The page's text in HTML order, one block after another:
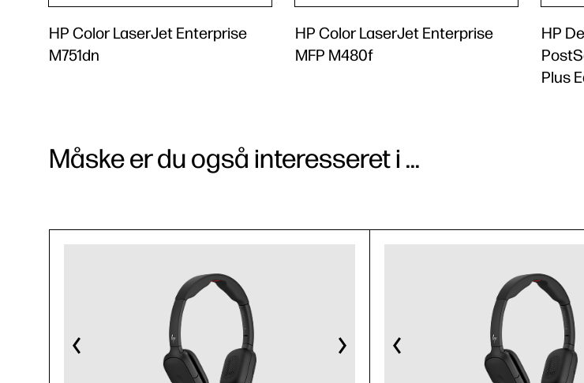
HP Color LaserJet Enterprise
M751dn
HP Color LaserJet Enterprise
MFP M480f
HP
Plus
Måske er du også interesseret i ...